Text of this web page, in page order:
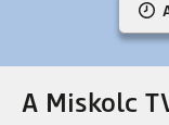
A Miskolc